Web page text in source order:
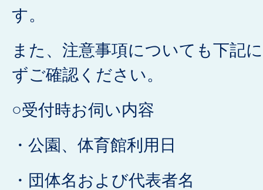
す。
また、注意事項についても下記
ずご確認ください。
○受付時お伺い内容
・公園、体育館利用日
・団体名および代表者名